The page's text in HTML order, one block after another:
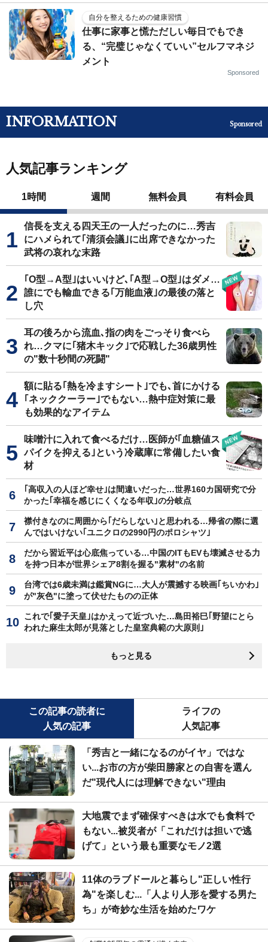
自分を整えるための健康習慣
仕事に家事と慌ただしい毎日でもでき
る、“完璧じゃなくていい”セルフマネジ
メント
Sponsored
INFORMATION Sponsored
人気記事ランキング
1時間 週間 無料会員 有料会員
信長を支える四天王の一人だったのに…秀吉
にハメられて｢清須会議｣に出席できなかった
武将の哀れな末路
｢O型→A型｣はいいけど､｢A型→O型｣はダメ…
誰にでも輸血できる｢万能血液｣の最後の落と
し穴
耳の後ろから流血､指の肉をごっそり食べら
れ…クマに｢猪木キック｣で応戦した36歳男性
の"数十秒間の死闘"
額に貼る｢熱を冷ますシート｣でも､首にかける
｢ネッククーラー｣でもない…熱中症対策に最
も効果的なアイテム
味噌汁に入れて食べるだけ…医師が｢血糖値ス
パイクを抑える｣という冷蔵庫に常備したい食
材
｢高収入の人ほど幸せ｣は間違いだった…世界160カ国研究で分
かった｢幸福を感じにくくなる年収｣の分岐点
襟付きなのに周囲から｢だらしない｣と思われる…帰省の際に選
んではいけない｢ユニクロの2990円のポロシャツ｣
だから習近平は心底焦っている…中国のITもEVも壊滅させる力
を持つ日本が世界シェア8割を握る"素材"の名前
台湾では6歳未満は鑑賞NGに…大人が震撼する映画｢ちいかわ｣
が"灰色"に塗って伏せたものの正体
これで｢愛子天皇｣はかえって近づいた…島田裕巳｢野望にとら
われた麻生太郎が見落とした皇室典範の大原則｣
もっと見る
この記事の読者に
人気の記事
ライフの
人気記事
「秀吉と一緒になるのがイヤ」ではな
い...お市の方が柴田勝家との自害を選ん
だ"現代人には理解できない"理由
大地震でまず確保すべきは水でも食料で
もない...被災者が「これだけは担いで逃
げて」という最も重要なモノ2選
11体のラブドールと暮らし"正しい性行
為"を楽しむ...「人より人形を愛する男た
ち」が奇妙な生活を始めたワケ